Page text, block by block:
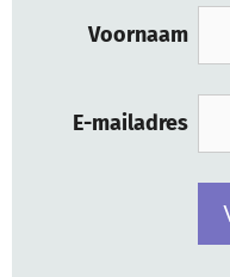
Voornaam
E-mailadres